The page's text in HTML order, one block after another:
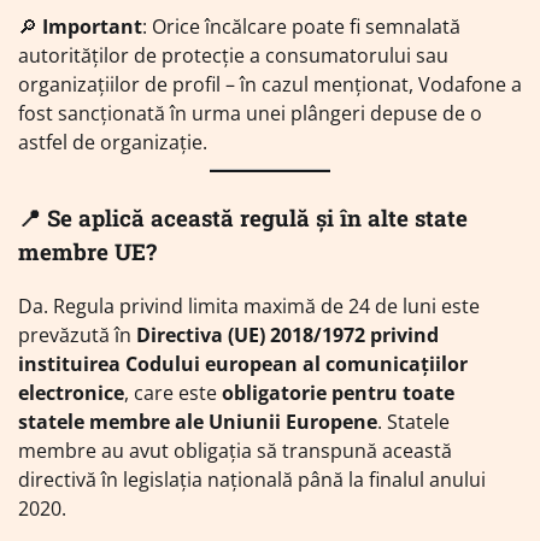
🔎 Important: Orice încălcare poate fi semnalată
autorităților de protecție a consumatorului sau
organizațiilor de profil – în cazul menționat, Vodafone a
fost sancționată în urma unei plângeri depuse de o
astfel de organizație.
📍 Se aplică această regulă și în alte state
membre UE?
Da. Regula privind limita maximă de 24 de luni este
prevăzută în Directiva (UE) 2018/1972 privind
instituirea Codului european al comunicațiilor
electronice, care esteobligatorie pentru toate
statele membre ale Uniunii Europene. Statele
membre au avut obligația să transpună această
directivă în legislația națională până la finalul anului
2020.